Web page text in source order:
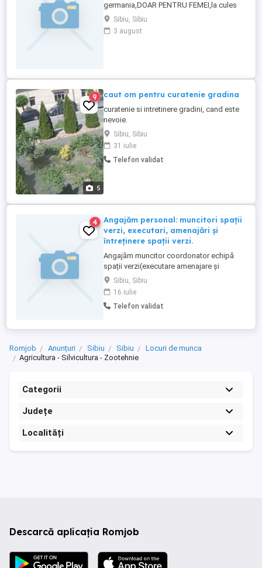
germania,DOAR PENTRU FEMEI,la cules
zmeura si capsuni,in solarii.Plantele sunt
suspendate,pe spalieri. Se plateste 13.90
euro pe ora brut.Cazarea,4 femei in
Sibiu, Sibiu
3 august
5
9 caut om pentru curatenie gradina
curatenie si intretinere gradini, cand este
nevoie.
Sibiu, Sibiu
31 iulie
Telefon validat
4
Angajăm personal: muncitori spații
verzi, executari, amenajări și
întreținere spații verzi.
Angajăm muncitor coordonator echipă
spații verzi(executare amenajare și
întreținere). Coordonatorul trebuie să
dețină permis categoria B și să fie
disponibil pentru deplasări zilnice.
Sibiu, Sibiu
16 iulie
Telefon validat
Romjob Anunțuri Sibiu Sibiu
Locuri de munca
Agricultura - Silvicultura - Zootehnie
Categorii
Județe
Localități
Descarcă aplicația Romjob